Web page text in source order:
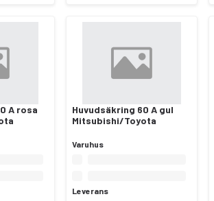
A rosa
Huvudsäkring 60 A gul
Mitsubishi/Toyota
Varuhus
Leverans